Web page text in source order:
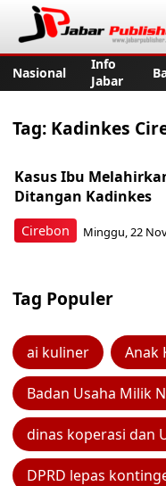
Nasional
Info
Jabar
Tag: Kadinkes
Cirebon
Kasus Ibu
Ditangan Kadinkes
Minggu, 22
Tag Populer
ai kuliner Anak
Badan Usaha Milik
dinas koperasi dan
DPRD lepas